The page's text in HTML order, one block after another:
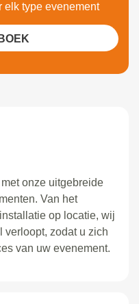
onze uitgebreide
Van het
op locatie, wij
verloopt, zodat u zich
van uw evenement.
elk type evenement